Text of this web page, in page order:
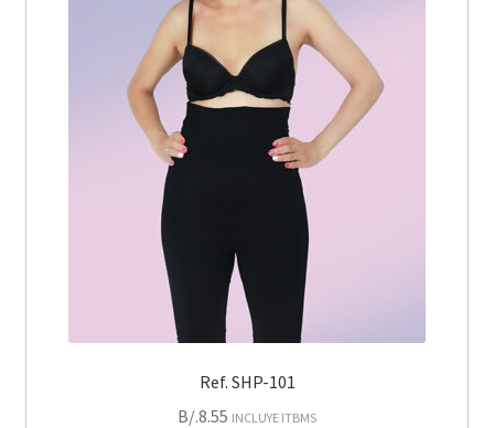
Ref. SHP-101
B/.8.55 INCLUYE ITBMS